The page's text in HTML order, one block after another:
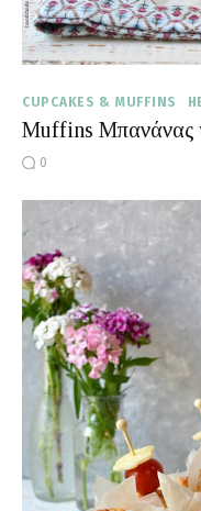
CUPCAKES & MUFFINS
Muffins Μπανάνας
0